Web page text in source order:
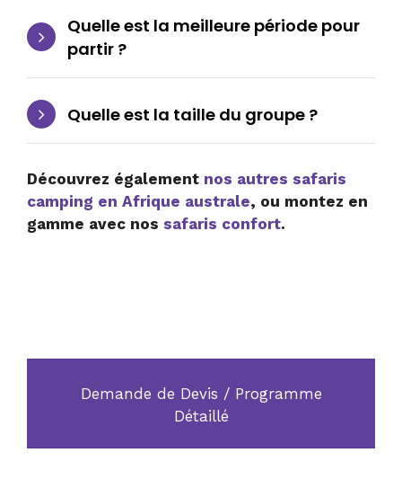
Quelle est la meilleure période pour
partir ?
Quelle est la taille du groupe ?
Découvrez également nos autres safaris
camping en Afrique australe, ou montez en
gamme avec nos safaris confort.
Demande de Devis / Programme
Détaillé